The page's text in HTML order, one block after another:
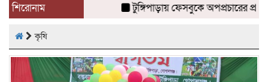
শিরোনাম
টুঙ্গিপাড়ায় ফেসবুকে অপপ্রচারের
কৃষি